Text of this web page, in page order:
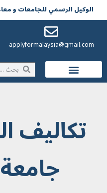
الوکیل الرسمي للجامعات و معاهد
applyformalaysia@gmail.com
تكاليف